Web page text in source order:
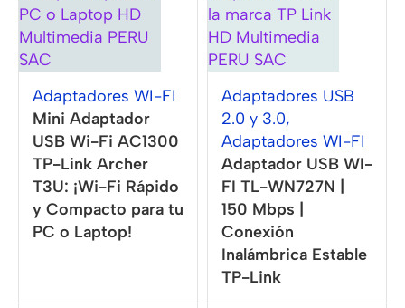
Adaptadores WI-FI
Mini Adaptador
USB Wi-Fi AC1300
TP-Link Archer
T3U: ¡Wi-Fi Rápido
y Compacto para tu
PC o Laptop!
Adaptadores USB
2.0 y 3.0,
Adaptadores WI-FI
Adaptador USB WI-
FI TL-WN727N |
150 Mbps |
Conexión
Inalámbrica Estable
TP-Link